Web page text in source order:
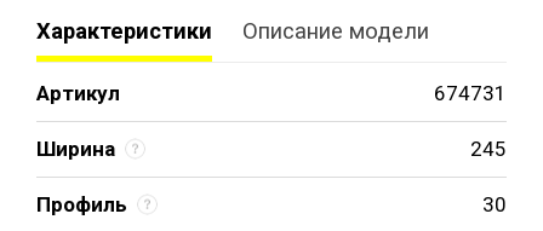
Характеристики Описание модели
Артикул 674731
Ширина 245
Профиль 30